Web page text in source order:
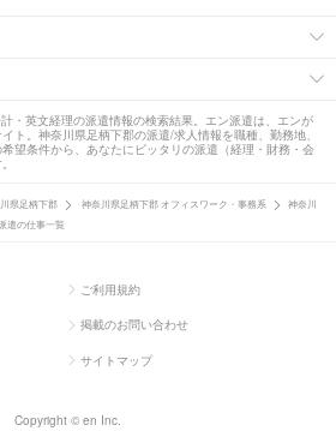
・英文経理の派遣情報の検索結果。エン派遣は、エンが
ト。神奈川県足柄下郡の派遣/求人情報を職種、勤務地、
望条件から、あなたにピッタリの派遣（経理・財務・会
県足柄下郡 神奈川県足柄下郡 オフィスワーク・事務系
神奈川
遣の仕事一覧
ご利用規約
掲載のお問い合わせ
サイトマップ
Copyright © en Inc.